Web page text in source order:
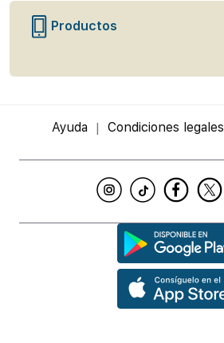
Productos
Ayuda Condiciones legales